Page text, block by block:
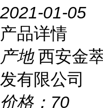
2021-01-05
产品详情
产地 西安金
发有限公司
价格： 70